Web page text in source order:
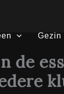
Gezin
de